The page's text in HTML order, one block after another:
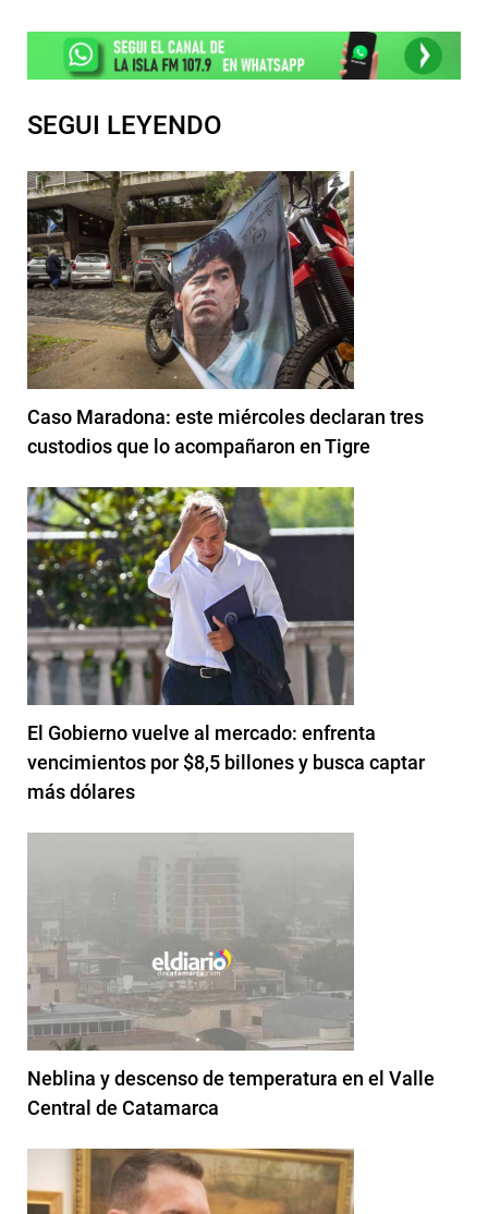
SEGUI LEYENDO
Caso Maradona: este miércoles declaran tres
custodios que lo acompañaron en Tigre
El Gobierno vuelve al mercado: enfrenta
vencimientos por $8,5 billones y busca captar
más dólares
Neblina y descenso de temperatura en el Valle
Central de Catamarca